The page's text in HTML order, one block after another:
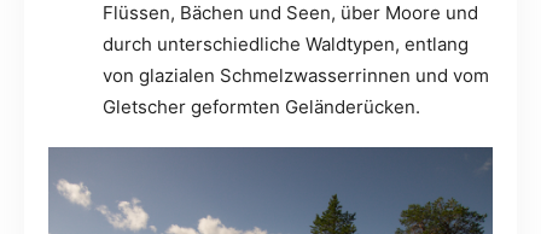
Flüssen, Bächen und Seen, über Moore und
durch unterschiedliche Waldtypen, entlang
von glazialen Schmelzwasserrinnen und vom
Gletscher geformten Geländerücken.